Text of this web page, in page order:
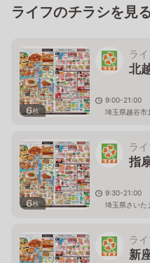
ライフのチラシを見る
6枚
ラ
北
9:00-21:00
埼玉県越谷
6枚
ラ
指
9:30-21:00
埼玉県さいた
ラ
新